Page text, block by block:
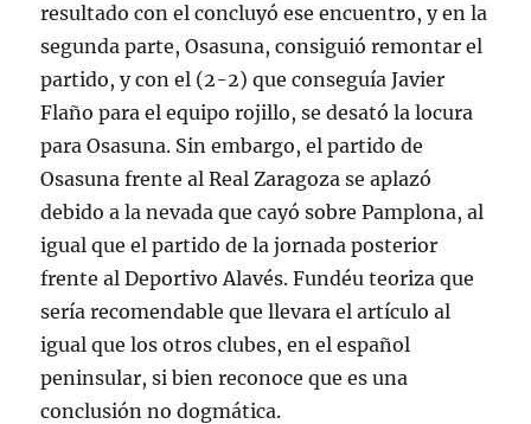
resultado con el concluyó ese encuentro, y en la
segunda parte, Osasuna, consiguió remontar el
partido, y con el (2-2) que conseguía Javier
Flaño para el equipo rojillo, se desató la locura
para Osasuna. Sin embargo, el partido de
Osasuna frente al Real Zaragoza se aplazó
debido a la nevada que cayó sobre Pamplona, al
igual que el partido de la jornada posterior
frente al Deportivo Alavés. Fundéu teoriza que
sería recomendable que llevara el artículo al
igual que los otros clubes, en el español
peninsular, si bien reconoce que es una
conclusión no dogmática.